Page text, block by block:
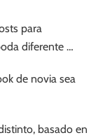
para
diferente …
de novia sea
basado en